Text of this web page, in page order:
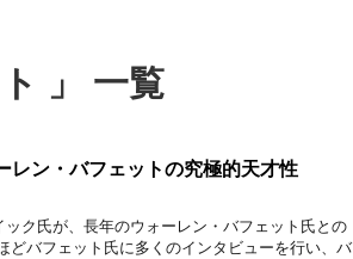
」 一覧
レン・バフェットの究極的天才性
ク氏が、長年のウォーレン・バフェット氏との
どバフェット氏に多くのインタビューを行い、バ